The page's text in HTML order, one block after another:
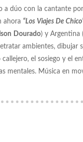
a dúo con la cantante
ahora “Los Viajes De
Dourado) y Argentina (
ambientes, dibujar
el sosiego y el
mentales. Música en